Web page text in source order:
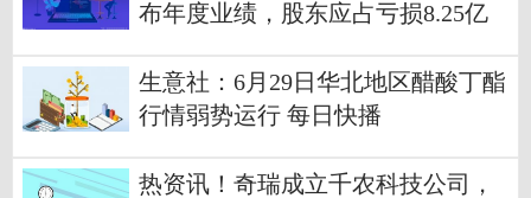
布年度业绩，股东应占亏损8.25亿
生意社：6月29日华北地区醋酸丁酯
行情弱势运行 每日快播
热资讯！奇瑞成立千农科技公司，